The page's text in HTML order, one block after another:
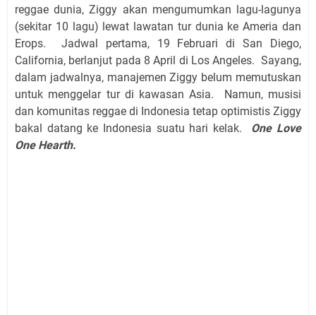
reggae dunia, Ziggy akan mengumumkan lagu-lagunya
(sekitar 10 lagu) lewat lawatan tur dunia ke Ameria dan
Erops. Jadwal pertama, 19 Februari di San Diego,
California, berlanjut pada 8 April di Los Angeles. Sayang,
dalam jadwalnya, manajemen Ziggy belum memutuskan
untuk menggelar tur di kawasan Asia. Namun, musisi
dan komunitas reggae di Indonesia tetap optimistis Ziggy
bakal datang ke Indonesia suatu hari kelak. One Love
One Hearth.